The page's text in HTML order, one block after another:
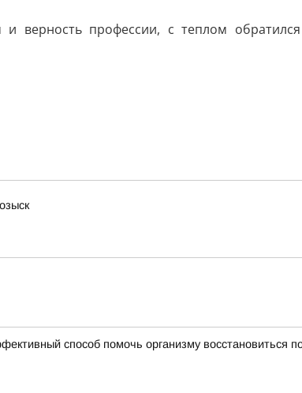
верность профессии, с теплом
способ помочь организму восстановиться